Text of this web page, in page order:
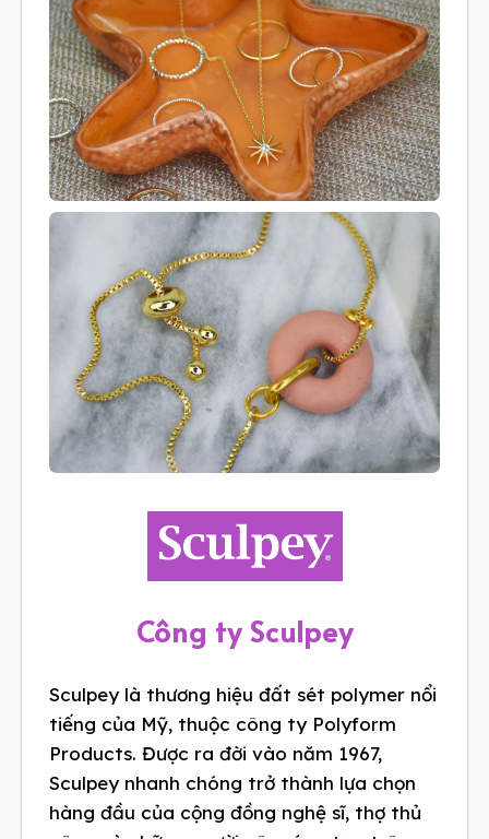
Công ty Sculpey
Sculpey là thương hiệu đất sét polymer nổi
tiếng của Mỹ, thuộc công ty Polyform
Products. Được ra đời vào năm 1967,
Sculpey nhanh chóng trở thành lựa chọn
hàng đầu của cộng đồng nghệ sĩ, thợ thủ